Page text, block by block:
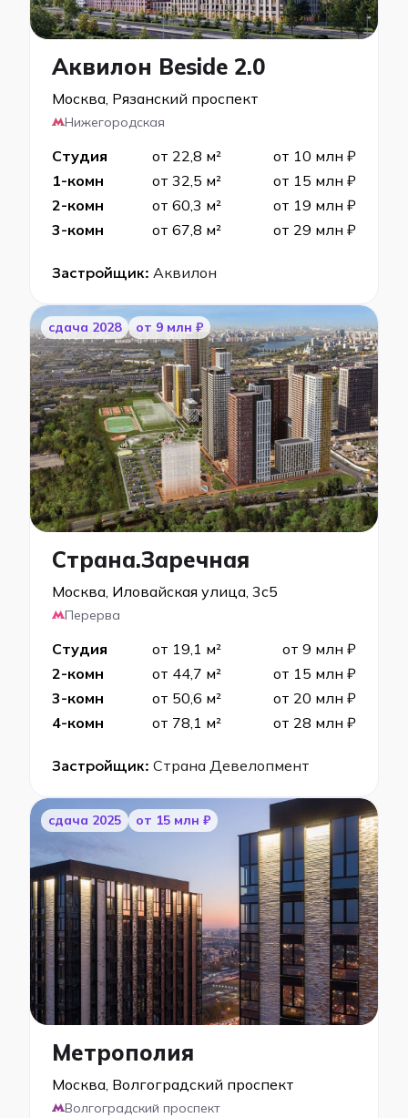
Аквилон Beside 2.0
Москва, Рязанский проспект
Нижегородская
Студия от 22,8 м²
от 10 млн ₽
1-комн
от 32,5 м²
от 15 млн ₽
2-комн
от 60,3 м²
от 19 млн ₽
3-комн
от 67,8 м² от 29 млн ₽
Застройщик: Аквилон
cдача 2028 от 9 млн ₽
Страна.Заречная
Москва, Иловайская улица, 3с5
Перерва
Студия от 19,1 м²
от 9 млн ₽
2-комн
от 44,7 м²
от 15 млн ₽
3-комн
от 50,6 м²
от 20 млн ₽
4-комн
от 78,1 м² от 28 млн ₽
Застройщик: Страна Девелопмент
cдача 2025 от 15 млн ₽
Метрополия
Москва, Волгоградский проспект
Волгоградский проспект